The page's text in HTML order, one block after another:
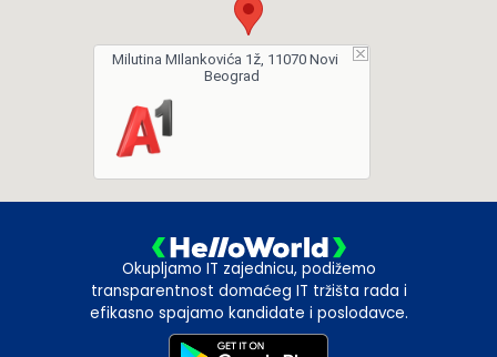
Milutina MIlankovića 1ž, 11070 Novi
Beograd
Okupljamo IT zajednicu, podižemo
transparentnost domaćeg IT tržišta rada i
efikasno spajamo kandidate i poslodavce.